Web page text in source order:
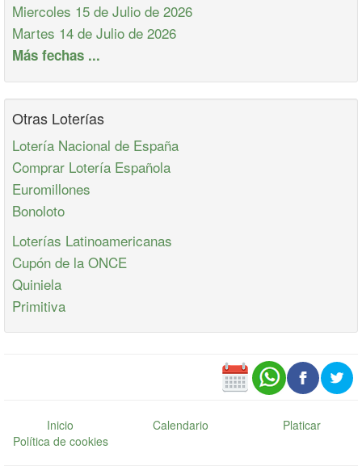
Miercoles 15 de Julio de 2026
Martes 14 de Julio de 2026
Más fechas ...
Otras Loterías
Lotería Nacional de España
Comprar Lotería Española
Euromillones
Bonoloto
Loterías Latinoamericanas
Cupón de la ONCE
Quiniela
Primitiva
Inicio Calendario
Platicar
Política de cookies